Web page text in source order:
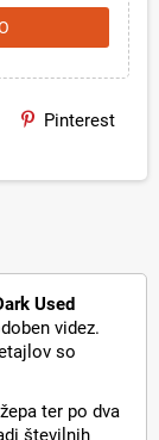
Pinterest
Used
videz.
so
ter po dva
številnih